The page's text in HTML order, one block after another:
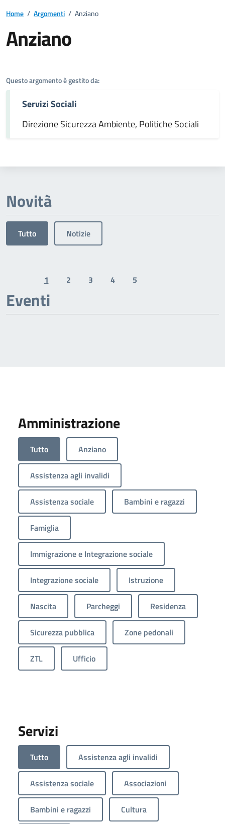
Home / Argomenti / Anziano
Anziano
Questo argomento è gestito da:
Servizi Sociali
Direzione Sicurezza Ambiente, Politiche Sociali
Novità
Tutto Notizie
Previous page
1 2 3 4 5
Eventi
Amministrazione
Tutto Anziano
Assistenza agli invalidi
Assistenza sociale Bambini e ragazzi
Famiglia
Immigrazione e Integrazione sociale
Integrazione sociale Istruzione
Nascita Parcheggi Residenza
Sicurezza pubblica Zone pedonali
ZTL Ufficio
Servizi
Tutto Assistenza agli invalidi
Assistenza sociale Associazioni
Bambini e ragazzi Cultura